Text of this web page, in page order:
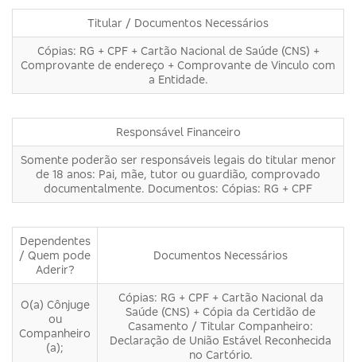
Titular / Documentos Necessários
Cópias: RG + CPF + Cartão Nacional de Saúde (CNS) +
Comprovante de endereço + Comprovante de Vinculo com
a Entidade.
Responsável Financeiro
Somente poderão ser responsáveis legais do titular menor
de 18 anos: Pai, mãe, tutor ou guardião, comprovado
documentalmente. Documentos: Cópias: RG + CPF
Dependentes
/ Quem pode
Aderir?
Documentos Necessários
O(a) Cônjuge
ou
Companheiro
(a);
Cópias: RG + CPF + Cartão Nacional da
Saúde (CNS) + Cópia da Certidão de
Casamento / Titular Companheiro:
Declaração de União Estável Reconhecida
no Cartório.